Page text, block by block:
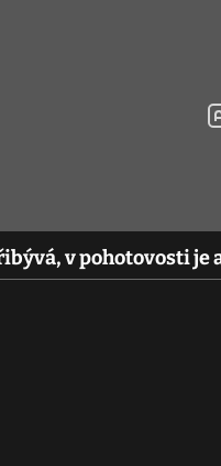
v pohotovosti je